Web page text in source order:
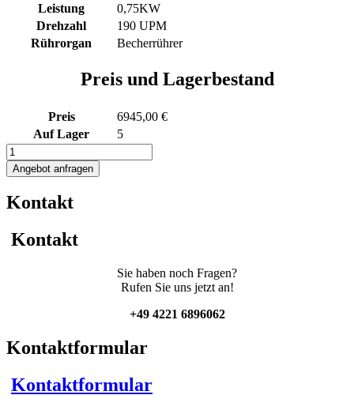
Leistung
0,75KW
Drehzahl
190 UPM
Rührorgan
Becherrührer
Preis und Lagerbestand
Preis
6945,00 €
Auf Lager
5
337L
isolierter
heiz-/kühlbarer
Rührwerksbehälter
mit
Menge
Angebot anfragen
Kontakt
Kontakt
Sie haben noch Fragen?
Rufen Sie uns jetzt an!
+49 4221 6896062
Kontaktformular
Kontaktformular